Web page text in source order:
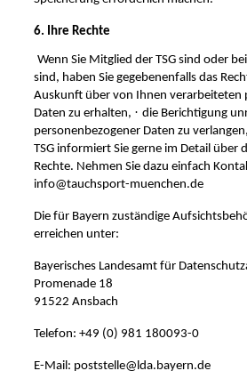
6. Ihre Rechte
Wenn Sie Mitglied der TSG sind oder
sind, haben Sie gegebenenfalls das
Auskunft über von Ihnen verarbeiteten
Daten zu erhalten, · die Berichtigung
personenbezogener Daten zu verlangen,
TSG informiert Sie gerne im Detail über
Rechte. Nehmen Sie dazu einfach
info@tauchsport-muenchen.de
Die für Bayern zuständige
erreichen unter:
Bayerisches Landesamt für
Promenade 18
91522 Ansbach
Telefon: +49 (0) 981 180093-0
E-Mail: poststelle@lda.bayern.de